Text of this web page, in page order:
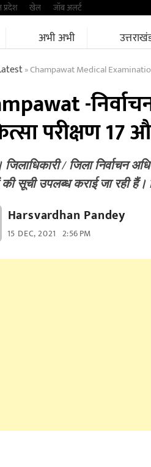
प्रदेश खेल जॉब अलर्ट
अभी अभी
»Champawat Medical
-
परीक्षण 17
जिलाधिकारी / जिला निर्वाचन
की सूची उपलब्ध कराई जा रही
Harsvardhan Pandey
15 DEC, 2021 2:56 PM